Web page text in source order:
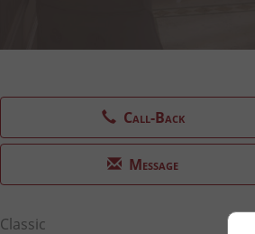
Call-Back
Message
Classic